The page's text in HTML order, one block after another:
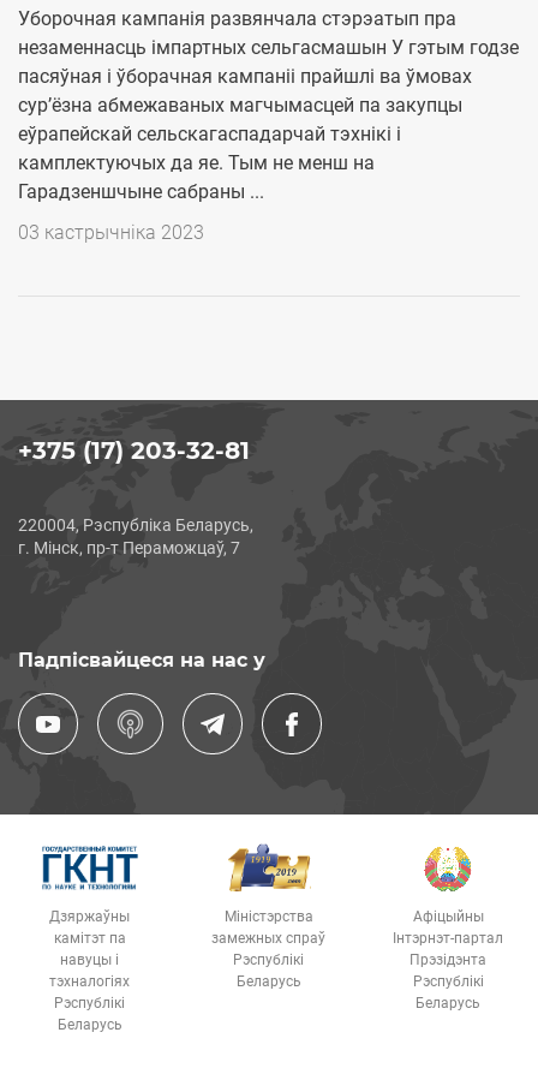
Уборочная кампанія развянчала стэрэатып пра
незаменнасць імпартных сельгасмашын У гэтым годзе
пасяўная і ўборачная кампаніі прайшлі ва ўмовах
сур’ёзна абмежаваных магчымасцей па закупцы
еўрапейскай сельскагаспадарчай тэхнікі і
камплектуючых да яе. Тым не менш на
Гарадзеншчыне сабраны ...
03 кастрычніка 2023
+375 (17) 203-32-81
220004, Рэспубліка Беларусь,
г. Мінск, пр-т Пераможцаў, 7
Падпісвайцеся на нас у
Дзяржаўны
камітэт па
навуцы і
тэхналогіях
Рэспублікі
Беларусь
Міністэрства
замежных спраў
Рэспублікі
Беларусь
Афіцыйны
Інтэрнэт-партал
Прэзідэнта
Рэспублікі
Беларусь